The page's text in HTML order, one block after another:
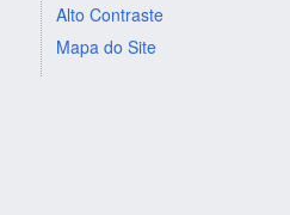
Alto Contraste
Mapa do Site